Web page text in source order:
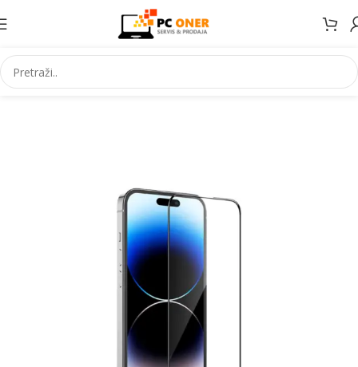
Početna Elektronika Mobiteli Maske za mobitele i dodaci